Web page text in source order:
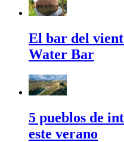
El bar del
Water Bar
5 pueblos de
este verano